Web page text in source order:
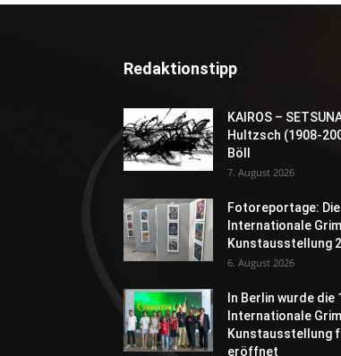
Redaktionstipp
KAIROS –
Hultzsch (1908-
Böll
7. August 2026
Fotoreportage: Die
Internationale
Kunstausstellung
6. August 2026
In Berlin wurde die
Internationale
Kunstausstellung
eröffnet